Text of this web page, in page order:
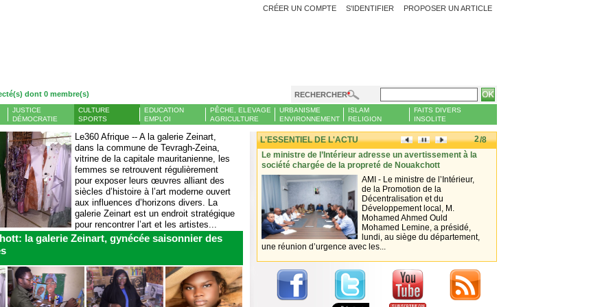
PROPOSER UN ARTICLE
CRÉER UN COMPTE S'IDENTIFIER
dont 0 membre(s) RECHERCHER
JUSTICE
DÉMOCRATIE
CULTURE
SPORTS
EDUCATION
EMPLOI
PÊCHE, ELEVAGE
AGRICULTURE
URBANISME
ENVIRONNEMENT
ISLAM
RELIGION
FAITS DIVERS
INSOLITE
Le360 Afrique -- A la galerie Zeinart,
dans la commune de Tevragh-Zeina,
vitrine de la capitale mauritanienne, les
femmes se retrouvent régulièrement
pour exposer leurs œuvres alliant des
siècles d’histoire à l’art moderne ouvert
aux influences d’horizons divers. La
galerie Zeinart est un endroit stratégique
pour rencontrer l’art et les artistes...
la galerie Zeinart, gynécée saisonnier des
L'ESSENTIEL DE L'ACTU
/8
Banque centrale : le taux de chômage en Mauritanie a
atteint 13 % et l’emploi a reculé l’année dernière
SAHARA MEDIAS - Le rapport
annuel de la Banque centrale
mauritanienne pour l’année
2025 a révélé une hausse du
taux de chômage en Mauritanie
désormais à 13,12 % au cours
du quatrième trimestre de
l’année, contre...
Le ministre de l’Intérieur adresse un avertissement à la
société chargée de la propreté de Nouakchott
AMI - Le ministre de l’Intérieur,
de la Promotion de la
Décentralisation et du
Développement local, M.
Mohamed Ahmed Ould
Mohamed Lemine, a présidé,
lundi, au siège du département,
une réunion d’urgence avec les...
2